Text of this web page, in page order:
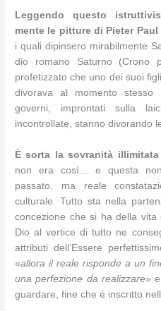
Leggendo questo
mente le pitture di Pieter
i quali dipinsero mirabilmente
dio romano Saturno (Crono
profetizzato che uno dei suoi
divorava al momento
governi, improntati sulla
incontrollate, stanno divorando
È sorta la sovranità
non era così… e questa
passato, ma reale
culturale. Tutto sta nella
concezione che si ha della
Dio al vertice di tutto ne
attributi dell’Essere
«allora il reale risponde a un
una perfezione da realizzare»
guardare, fine che è inscritto